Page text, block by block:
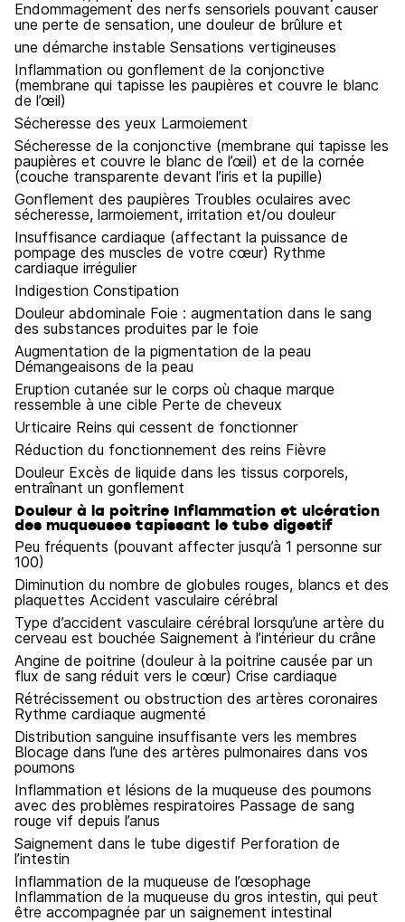
Endommagement des nerfs sensoriels pouvant causer
une perte de sensation, une douleur de brûlure et
une démarche instable Sensations vertigineuses
Inflammation ou gonflement de la conjonctive
(membrane qui tapisse les paupières et couvre le blanc
de l’œil)
Sécheresse des yeux Larmoiement
Sécheresse de la conjonctive (membrane qui tapisse les
paupières et couvre le blanc de l’œil) et de la cornée
(couche transparente devant l’iris et la pupille)
Gonflement des paupières Troubles oculaires avec
sécheresse, larmoiement, irritation et/ou douleur
Insuffisance cardiaque (affectant la puissance de
pompage des muscles de votre cœur) Rythme
cardiaque irrégulier
Indigestion Constipation
Douleur abdominale Foie : augmentation dans le sang
des substances produites par le foie
Augmentation de la pigmentation de la peau
Démangeaisons de la peau
Eruption cutanée sur le corps où chaque marque
ressemble à une cible Perte de cheveux
Urticaire Reins qui cessent de fonctionner
Réduction du fonctionnement des reins Fièvre
Douleur Excès de liquide dans les tissus corporels,
entraînant un gonflement
Douleur à la poitrine Inflammation et ulcération
des muqueuses tapissant le tube digestif
Peu fréquents (pouvant affecter jusqu’à 1 personne sur
100)
Diminution du nombre de globules rouges, blancs et des
plaquettes Accident vasculaire cérébral
Type d’accident vasculaire cérébral lorsqu’une artère du
cerveau est bouchée Saignement à l’intérieur du crâne
Angine de poitrine (douleur à la poitrine causée par un
flux de sang réduit vers le cœur) Crise cardiaque
Rétrécissement ou obstruction des artères coronaires
Rythme cardiaque augmenté
Distribution sanguine insuffisante vers les membres
Blocage dans l’une des artères pulmonaires dans vos
poumons
Inflammation et lésions de la muqueuse des poumons
avec des problèmes respiratoires Passage de sang
rouge vif depuis l’anus
Saignement dans le tube digestif Perforation de
l’intestin
Inflammation de la muqueuse de l’œsophage
Inflammation de la muqueuse du gros intestin, qui peut
être accompagnée par un saignement intestinal